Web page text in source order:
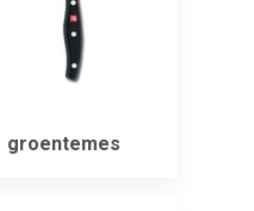
groentemes